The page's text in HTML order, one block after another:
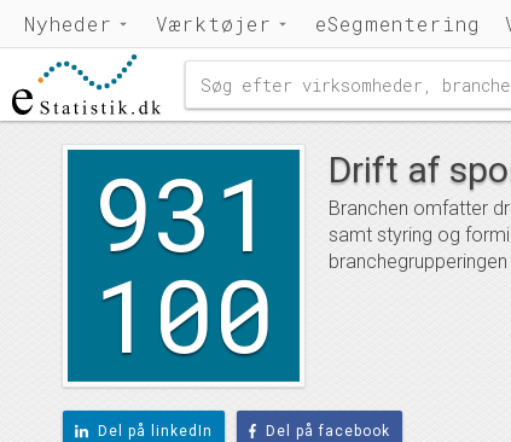
Nyheder Værktøjer eSegmentering
931
100
Drift af
Branchen omfatter
samt styring og
Del på linkedIn Del på facebook